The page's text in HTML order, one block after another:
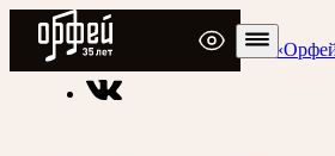
Радио Орфей
Радио классической музыки